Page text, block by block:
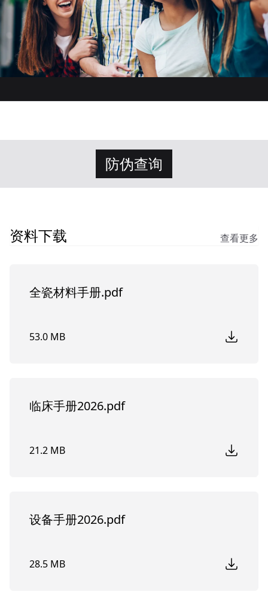
防伪查询
资料下载 查看更多
全瓷材料手册.pdf
53.0 MB
临床手册2026.pdf
21.2 MB
设备手册2026.pdf
28.5 MB